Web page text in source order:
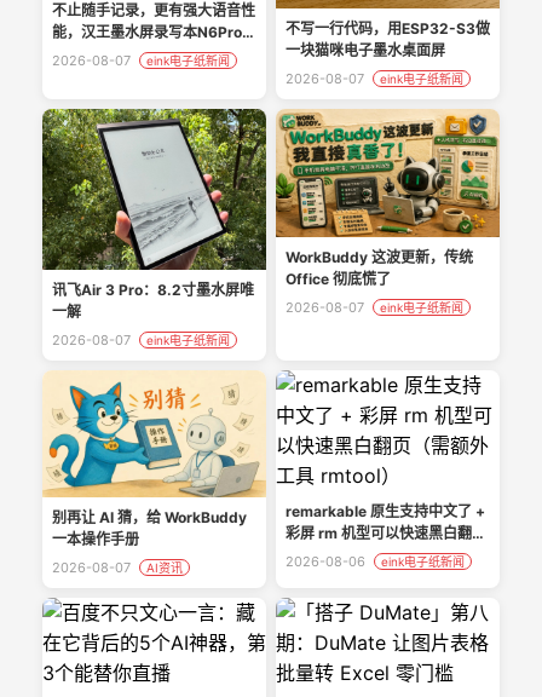
不止随手记录，更有强大语音性
能，汉王墨水屏录写本N6Pro实
测分享
2026-08-07 eink电子纸新闻
不写一行代码，用ESP32-S3做
一块猫咪电子墨水桌面屏
2026-08-07 eink电子纸新闻
讯飞Air 3 Pro：8.2寸墨水屏唯
一解
2026-08-07 eink电子纸新闻
WorkBuddy 这波更新，传统
Office 彻底慌了
2026-08-07 eink电子纸新闻
别再让 AI 猜，给 WorkBuddy
一本操作手册
2026-08-07 AI资讯
remarkable 原生支持中文了 +
彩屏 rm 机型可以快速黑白翻页
（需额外工具 rmtool）
2026-08-06 eink电子纸新闻